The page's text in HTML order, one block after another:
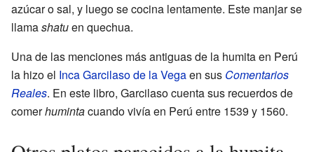
azúcar o sal, y luego se cocina lentamente. Este manjar se
llamashatuen quechua.
Una de las menciones más antiguas de la humita en Perú
la hizo el Inca Garcilaso de la Vegaen sus Comentarios
Reales. En este libro, Garcilaso cuenta sus recuerdos de
comerhumintacuando vivía en Perú entre 1539 y 1560.